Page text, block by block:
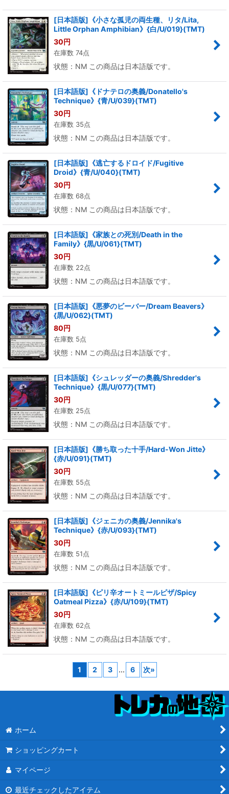
[日本語版]《小さな孤児の両生種、リタ/Lita,
Little Orphan Amphibian》{白/U/019}(TMT)
30円
在庫数 74点
状態：NM この商品は日本語版です。
[日本語版]《ドナテロの奥義/Donatello's
Technique》{青/U/039}(TMT)
30円
在庫数 35点
状態：NM この商品は日本語版です。
[日本語版]《逃亡するドロイド/Fugitive
Droid》{青/U/040}(TMT)
30円
在庫数 68点
状態：NM この商品は日本語版です。
[日本語版]《家族との死別/Death in the
Family》{黒/U/061}(TMT)
30円
在庫数 22点
状態：NM この商品は日本語版です。
[日本語版]《悪夢のビーバー/Dream Beavers》
{黒/U/062}(TMT)
80円
在庫数 5点
状態：NM この商品は日本語版です。
[日本語版]《シュレッダーの奥義/Shredder's
Technique》{黒/U/077}(TMT)
30円
在庫数 25点
状態：NM この商品は日本語版です。
[日本語版]《勝ち取った十手/Hard-Won Jitte》
{赤/U/091}(TMT)
30円
在庫数 55点
状態：NM この商品は日本語版です。
[日本語版]《ジェニカの奥義/Jennika's
Technique》{赤/U/093}(TMT)
30円
在庫数 51点
状態：NM この商品は日本語版です。
[日本語版]《ピリ辛オートミールピザ/Spicy
Oatmeal Pizza》{赤/U/109}(TMT)
30円
在庫数 62点
状態：NM この商品は日本語版です。
1 2 3 ... 6 次»
ホーム
ショッピングカート
マイページ
最近チェックしたアイテム